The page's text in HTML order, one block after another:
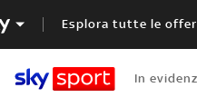
Esplora tutte le
In